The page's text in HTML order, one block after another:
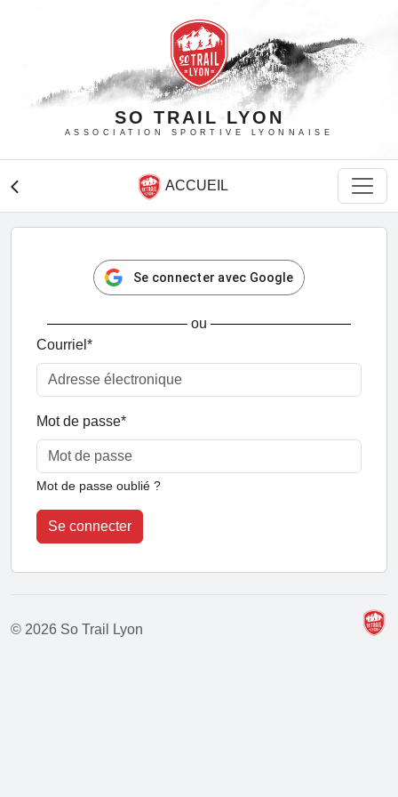
SO TRAIL LYON
ASSOCIATION SPORTIVE LYONNAISE
arrow_back_ios ACCUEIL
Se connecter avec Google
ou
Courriel *
Mot de passe*
Mot de passe oublié ?
Se connecter
© 2026 So Trail Lyon